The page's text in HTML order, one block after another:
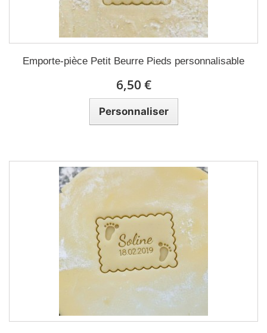
Emporte-pièce Petit Beurre Pieds personnalisable
6,50 €
Personnaliser